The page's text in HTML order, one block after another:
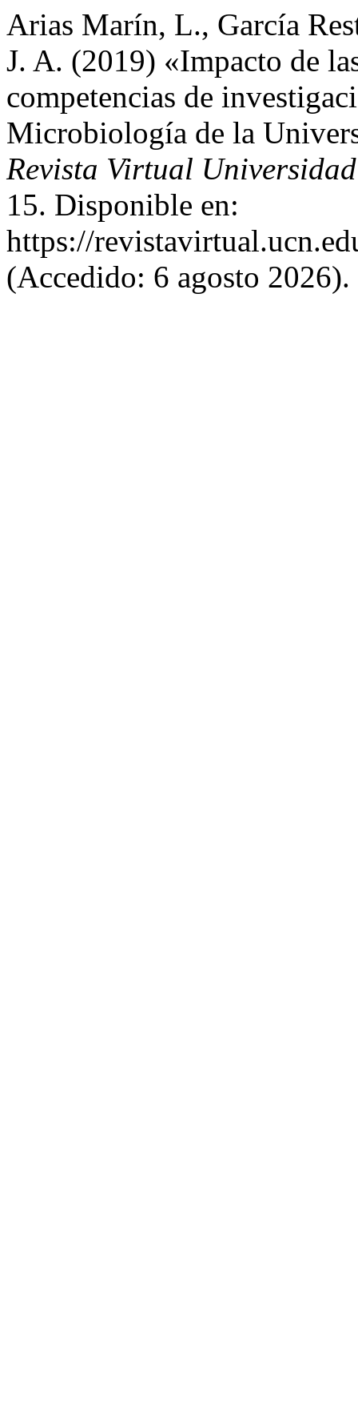
Arias Marín, L., García
J. A. (2019) «Impacto de
competencias de
Microbiología de la
Revista Virtual
15. Disponible en:
https://
(Accedido: 6 agosto 2026).